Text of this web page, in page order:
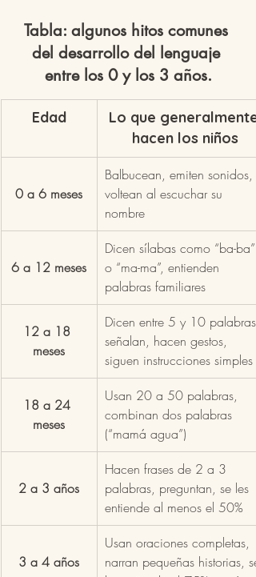
Tabla: algunos hitos comunes
del desarrollo del lenguaje
entre los 0 y los 3 años.
Edad
Lo que generalmente
hacen los niños
0 a 6 meses
Balbucean, emiten sonidos,
voltean al escuchar su
nombre
6 a 12 meses
Dicen sílabas como “ba-ba”
o “ma-ma”, entienden
palabras familiares
12 a 18
meses
Dicen entre 5 y 10 palabras,
señalan, hacen gestos,
siguen instrucciones simples
18 a 24
meses
Usan 20 a 50 palabras,
combinan dos palabras
(“mamá agua”)
2 a 3 años
Hacen frases de 2 a 3
palabras, preguntan, se les
entiende al menos el 50%
3 a 4 años
Usan oraciones completas,
narran pequeñas historias, se